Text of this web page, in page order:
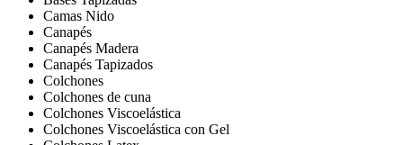
Camas Nido
Canapés
Canapés Madera
Canapés Tapizados
Colchones
Colchones de cuna
Colchones Viscoelástica
Colchones Viscoelástica con Gel